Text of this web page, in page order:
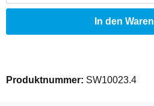
In den
Produktnummer: SW10023.4